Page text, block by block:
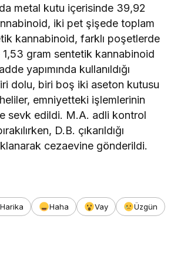
metal kutu içerisinde 39,92
iki pet şişede toplam
kannabinoid, farklı poşetlerde
gram sentetik kannabinoid
yapımında kullanıldığı
dolu, biri boş iki aseton kutusu
emniyetteki işlemlerinin
sevk edildi. M.A. adli kontrol
D.B. çıkarıldığı
cezaevine gönderildi.
Harika Haha Vay
Üzgün